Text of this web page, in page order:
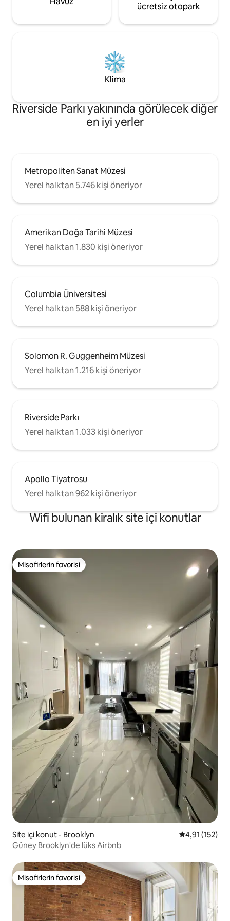
ücretsiz otopark
Klima
Riverside Parkı yakınında görülecek diğer
en iyi yerler
Metropoliten Sanat Müzesi
Yerel halktan 5.746 kişi öneriyor
Amerikan Doğa Tarihi Müzesi
Yerel halktan 1.830 kişi öneriyor
Columbia Üniversitesi
Yerel halktan 588 kişi öneriyor
Solomon R. Guggenheim Müzesi
Yerel halktan 1.216 kişi öneriyor
Riverside Parkı
Yerel halktan 1.033 kişi öneriyor
Apollo Tiyatrosu
Yerel halktan 962 kişi öneriyor
Wifi bulunan kiralık site içi konutlar
Misafirlerin favorisi
Misafirlerin favorisi
Site içi konut - Brooklyn 5 üzerinden
4,91 (152)
Güney Brooklyn'de lüks Airbnb
Misafirlerin favorisi
Misafirlerin favorisi